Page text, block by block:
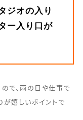
ジオの入り
ー入り口が
で、雨の日や仕事で
が嬉しいポイントで